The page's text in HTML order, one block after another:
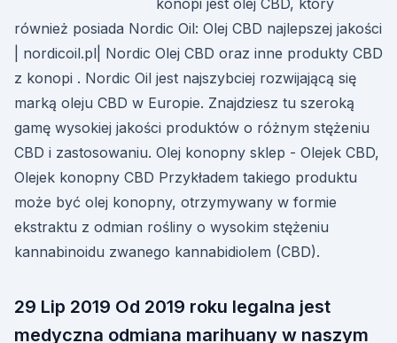
konopi jest olej CBD, który
również posiada Nordic Oil: Olej CBD najlepszej jakości
| nordicoil.pl| Nordic Olej CBD oraz inne produkty CBD
z konopi . Nordic Oil jest najszybciej rozwijającą się
marką oleju CBD w Europie. Znajdziesz tu szeroką
gamę wysokiej jakości produktów o różnym stężeniu
CBD i zastosowaniu. Olej konopny sklep - Olejek CBD,
Olejek konopny CBD Przykładem takiego produktu
może być olej konopny, otrzymywany w formie
ekstraktu z odmian rośliny o wysokim stężeniu
kannabinoidu zwanego kannabidiolem (CBD).
29 Lip 2019 Od 2019 roku legalna jest
medyczna odmiana marihuany w naszym